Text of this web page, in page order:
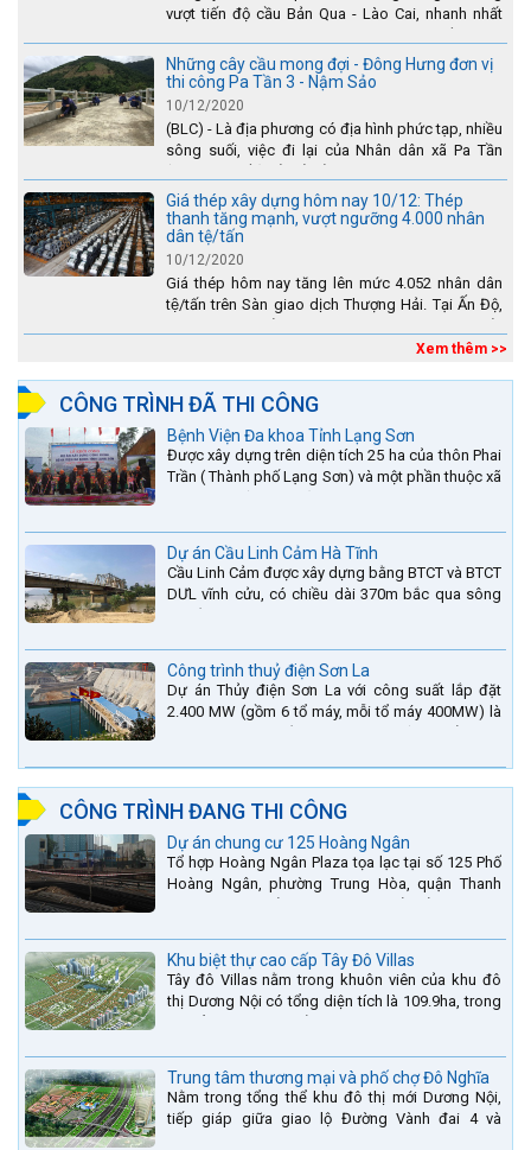
vượt tiến độ cầu Bản Qua - Lào Cai, nhanh nhất
toàn dự án - được tuyên dương trên truyền hình
Lào Cai.
Những cây cầu mong đợi - Đông Hưng đơn vị
thi công Pa Tần 3 - Nậm Sảo
10/12/2020
(BLC) - Là địa phương có địa hình phức tạp, nhiều
sông suối, việc đi lại của Nhân dân xã Pa Tần
(huyện Sìn Hồ) rất vất vả, đặc biệt là vào mùa mưa
lũ....
Giá thép xây dựng hôm nay 10/12: Thép
thanh tăng mạnh, vượt ngưỡng 4.000 nhân
dân tệ/tấn
10/12/2020
Giá thép hôm nay tăng lên mức 4.052 nhân dân
tệ/tấn trên Sàn giao dịch Thượng Hải. Tại Ấn Độ,
sự gia tăng số lượng các đơn vị thép thứ cấp
Xem thêm >>
CÔNG TRÌNH ĐÃ THI CÔNG
Bệnh Viện Đa khoa Tỉnh Lạng Sơn
Được xây dựng trên diện tích 25 ha của thôn Phai
Trần ( Thành phố Lạng Sơn) và một phần thuộc xã
Hợp Thành ( Cao Lộc).
Dự án Cầu Linh Cảm Hà Tĩnh
Cầu Linh Cảm được xây dựng bằng BTCT và BTCT
DƯL vĩnh cửu, có chiều dài 370m bắc qua sông
La nằm trên QL15A tại địa phận Huyện Đức Thọ -
Công trình thuỷ điện Sơn La
Dự án Thủy điện Sơn La với công suất lắp đặt
2.400 MW (gồm 6 tổ máy, mỗi tổ máy 400MW) là
bậc thang thứ 2 nằm trên sông Đà (sau thủy điện
CÔNG TRÌNH ĐANG THI CÔNG
Dự án chung cư 125 Hoàng Ngân
Tổ hợp Hoàng Ngân Plaza tọa lạc tại số 125 Phố
Hoàng Ngân, phường Trung Hòa, quận Thanh
Xuân, thành phố Hà Nội. được thiết kế hài hòa là
Khu biệt thự cao cấp Tây Đô Villas
Tây đô Villas nằm trong khuôn viên của khu đô
thị Dương Nội có tổng diện tích là 109.9ha, trong
đó tổng diện tích của khuôn viên 1959 căn biệt
Trung tâm thương mại và phố chợ Đô Nghĩa
Nằm trong tổng thể khu đô thị mới Dương Nội,
tiếp giáp giữa giao lộ Đường Vành đai 4 và